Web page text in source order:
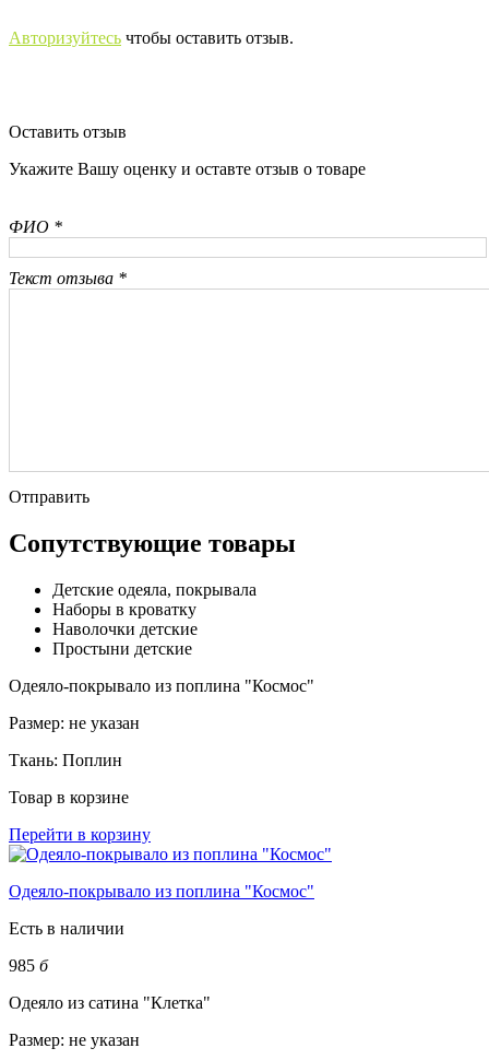
Авторизуйтесь чтобы оставить отзыв.
Оставить отзыв
Укажите Вашу оценку и оставте отзыв о товаре
ФИО *
Текст отзыва *
Отправить
Сопутствующие товары
Детские одеяла, покрывала
Наборы в кроватку
Наволочки детские
Простыни детские
Одеяло-покрывало из поплина "Космос"
Размер: не указан
Ткань: Поплин
Товар в корзине
Перейти в корзину
Одеяло-покрывало из поплина "Космос"
Есть в наличии
985 б
Одеяло из сатина "Клетка"
Размер: не указан